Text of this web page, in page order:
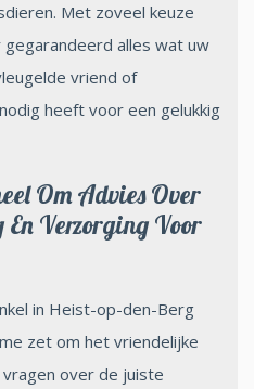
Met zoveel keuze
gegarandeerd alles wat uw
vriend of
heeft voor een gelukkig
Om Advies Over
Verzorging Voor
in Heist-op-den-Berg
zet om het vriendelijke
over de juiste